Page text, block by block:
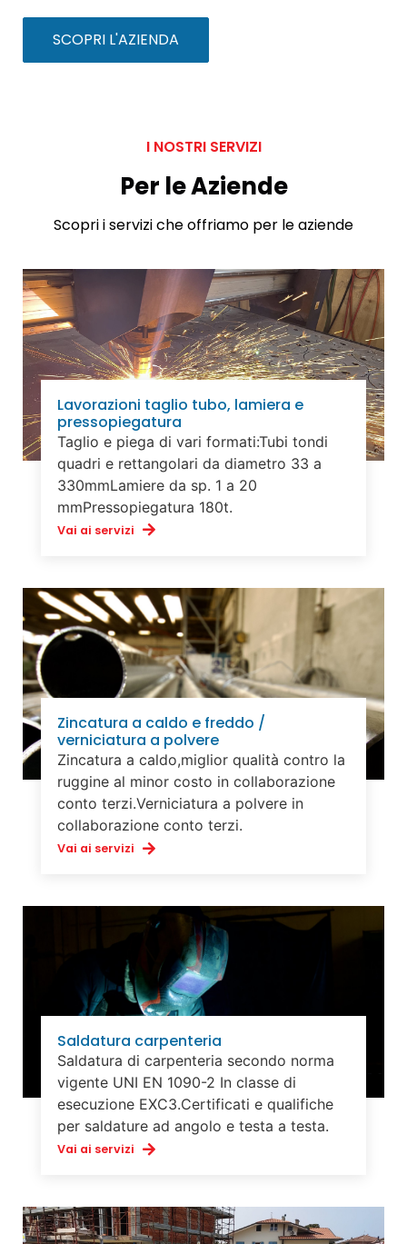
SCOPRI L'AZIENDA
I NOSTRI SERVIZI
Per le Aziende
Scopri i servizi che offriamo per le aziende
Lavorazioni taglio tubo, lamiera e
pressopiegatura
Taglio e piega di vari formati:Tubi tondi
quadri e rettangolari da diametro 33 a
330mmLamiere da sp. 1 a 20
mmPressopiegatura 180t.
Vai ai servizi
Zincatura a caldo e freddo /
verniciatura a polvere
Zincatura a caldo,miglior qualità contro la
ruggine al minor costo in collaborazione
conto terzi.Verniciatura a polvere in
collaborazione conto terzi.
Vai ai servizi
Saldatura carpenteria
Saldatura di carpenteria secondo norma
vigente UNI EN 1090-2 In classe di
esecuzione EXC3.Certificati e qualifiche
per saldature ad angolo e testa a testa.
Vai ai servizi